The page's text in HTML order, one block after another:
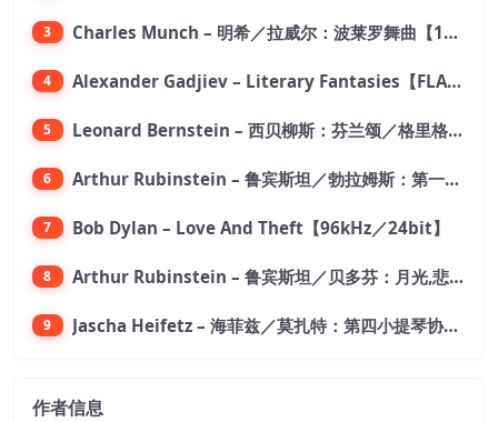
3 Charles Munch – 明希／拉威尔：波莱罗舞曲【176.4kHz／24bit】
4 Alexander Gadjiev – Literary Fantasies【FLAC 192】
5 Leonard Bernstein – 西贝柳斯：芬兰颂／格里格：培尔·金特组曲【44.1kHz／24bit】
6 Arthur Rubinstein – 鲁宾斯坦／勃拉姆斯：第一钢琴协奏曲【176.4kHz／24bit】
7 Bob Dylan – Love And Theft【96kHz／24bit】
8 Arthur Rubinstein – 鲁宾斯坦／贝多芬：月光,悲怆,热情,告别钢琴奏鸣曲【176.4kHz／24bit】
9 Jascha Heifetz – 海菲兹／莫扎特：第四小提琴协奏曲，第五小提琴协奏曲《土耳其》／维瓦尔第：小提琴与大提琴协奏曲，RV 547【192kHz／24bit】
作者信息